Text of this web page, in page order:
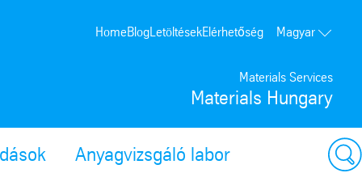
Materials Services
Materials Hungary
HomeBlogLetöltésekElérhetőség Magyar
Anyagvizsgáló labor